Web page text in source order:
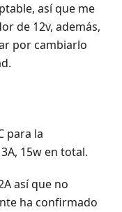
así que me
de 12v, además,
por cambiarlo
para la
15w en total.
así que no
ha confirmado